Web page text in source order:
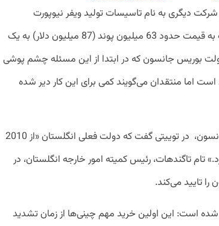
دیگری به نام تاسیسات تولید ویفر نیوپورت‌
(Newport Wafer Fab) قرار است به قیمت حدود 63 میلیون پوند (87 میلیون دلار) به یک
بوریس جانسون که در ابتدا از این مسئله چشم پوشی
است اما منتقدان می‌گویند کمی برای این کار دیر شده
دامینیک کامینگز، مشاور سابق جانسون، در توییتی گفت که دولت فعلی انگلستان «از 2010
دارد.» تام تاگندهات، رئیس کمیته امور خارجه انگلستان، در
تایید می‌کند.
است: این اولین خرید مهم چینی‌ها از زمان تشدید